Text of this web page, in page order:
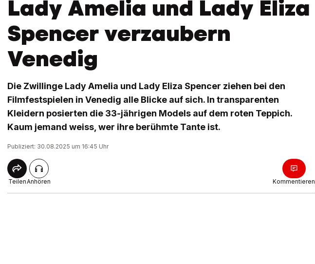
Lady Amelia und Lady Eliza
Spencer verzaubern
Venedig
Die Zwillinge Lady Amelia und Lady Eliza Spencer ziehen bei den
Filmfestspielen in Venedig alle Blicke auf sich. In transparenten
Kleidern posierten die 33-jährigen Models auf dem roten Teppich.
Kaum jemand weiss, wer ihre berühmte Tante ist.
Publiziert: 30.08.2025 um 16:45 Uhr
TeilenAnhören Kommentieren